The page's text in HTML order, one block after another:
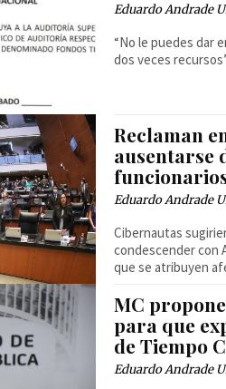
Eduardo Andrade
“No le puedes dar
dos veces
Reclaman
ausentarse
Eduardo Andrade
Cibernautas
condescender con
que se atribuyen
MC
para que
de Tiempo
Eduardo Andrade